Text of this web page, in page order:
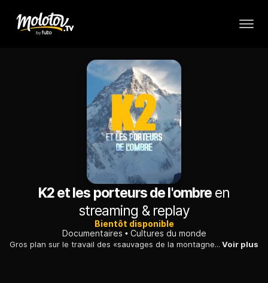
K2 et les porteurs de l'ombre en
streaming & replay
Bientôt disponible
Documentaires
Cultures du monde
Gros plan sur le travail des «sauvages de la montagne», des porteurs autochtones qui transportent des provisions pour les membres des expéditions qui gravissent le K2, le sommet le plus haut du monde. Voir plus